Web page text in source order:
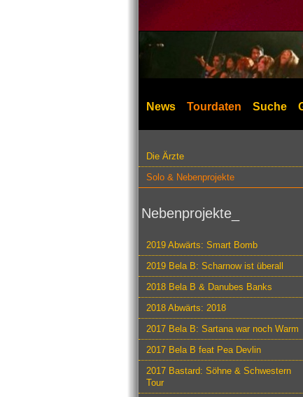
News Tourdaten Suche
Die Ärzte
Solo & Nebenprojekte
Nebenprojekte_
2019 Abwärts: Smart Bomb
2019 Bela B: Scharnow ist überall
2018 Bela B & Danubes Banks
2018 Abwärts: 2018
2017 Bela B: Sartana war noch Warm
2017 Bela B feat Pea Devlin
2017 Bastard: Söhne & Schwestern
Tour